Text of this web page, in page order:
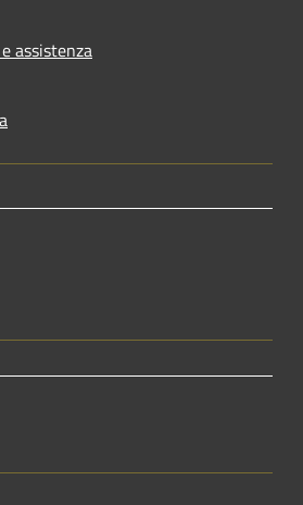
assistenza